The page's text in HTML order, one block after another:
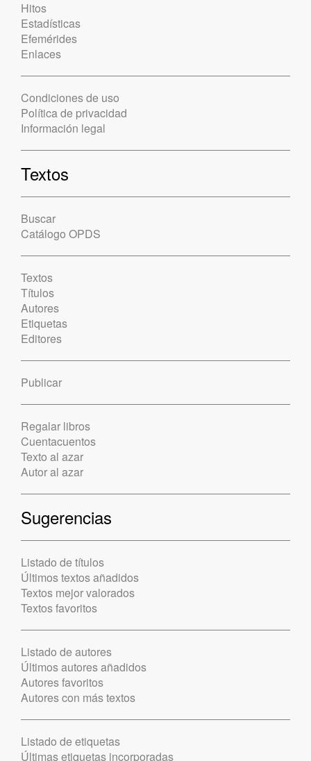
Hitos
Estadísticas
Efemérides
Enlaces
Condiciones de uso
Política de privacidad
Información legal
Textos
Buscar
Catálogo OPDS
Textos
Títulos
Autores
Etiquetas
Editores
Publicar
Regalar libros
Cuentacuentos
Texto al azar
Autor al azar
Sugerencias
Listado de títulos
Últimos textos añadidos
Textos mejor valorados
Textos favoritos
Listado de autores
Últimos autores añadidos
Autores favoritos
Autores con más textos
Listado de etiquetas
Últimas etiquetas incorporadas